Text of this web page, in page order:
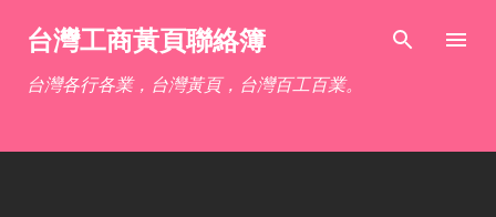
跳到主要內容
台灣工商黃頁聯絡簿
台灣各行各業，台灣黃頁，台灣百工百業。